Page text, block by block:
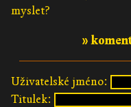
myslet?
»
Uživatelské jméno:
Titulek: